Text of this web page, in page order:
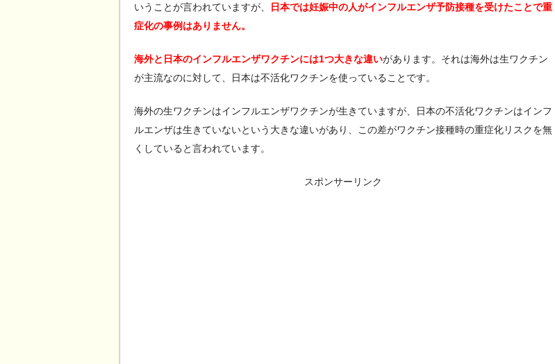
いうことが言われていますが、
日本では妊娠中の人がインフルエンザ予防接種を受けたことで重
症化の事例はありません。
海外と日本のインフルエンザワクチンには1つ大きな違いがあります。それは海外は生ワクチン
が主流なのに対して、日本は不活化ワクチンを使っていることです。
海外の生ワクチンはインフルエンザワクチンが生きていますが、日本の不活化ワクチンはインフ
ルエンザは生きていないという大きな違いがあり、この差がワクチン接種時の重症化リスクを無
くしていると言われています。
スポンサーリンク